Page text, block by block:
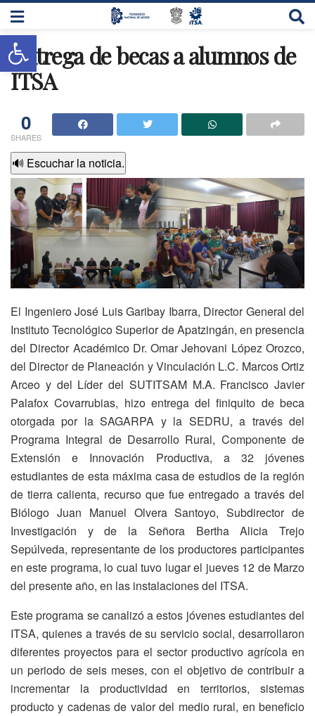
Entrega de becas a alumnos de
ITSA
0
SHARES
🔊 Escuchar la noticia.
El Ingeniero José Luis Garibay Ibarra, Director General del
Instituto Tecnológico Superior de Apatzingán, en presencia
del Director Académico Dr. Omar Jehovani López Orozco,
del Director de Planeación y Vinculación L.C. Marcos Ortiz
Arceo y del Líder del SUTITSAM M.A. Francisco Javier
Palafox Covarrubias, hizo entrega del finiquito de beca
otorgada por la SAGARPA y la SEDRU, a través del
Programa Integral de Desarrollo Rural, Componente de
Extensión e Innovación Productiva, a 32 jóvenes
estudiantes de esta máxima casa de estudios de la región
de tierra calienta, recurso que fue entregado a través del
Biólogo Juan Manuel Olvera Santoyo, Subdirector de
Investigación y de la Señora Bertha Alicia Trejo
Sepúlveda, representante de los productores participantes
en este programa, lo cual tuvo lugar el jueves 12 de Marzo
del presente año, en las instalaciones del ITSA.
Este programa se canalizó a estos jóvenes estudiantes del
ITSA, quienes a través de su servicio social, desarrollaron
diferentes proyectos para el sector productivo agrícola en
un periodo de seis meses, con el objetivo de contribuir a
incrementar la productividad en territorios, sistemas
producto y cadenas de valor del medio rural, en beneficio
Abrir barra de herramientas